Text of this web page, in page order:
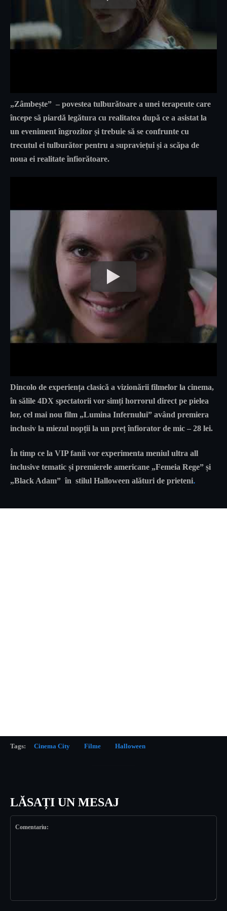
„Zâmbește” – povestea tulburătoare a unei terapeute care
începe să piardă legătura cu realitatea după ce a asistat la
un eveniment îngrozitor și trebuie să se confrunte cu
trecutul ei tulburător pentru a supraviețui și a scăpa de
noua ei realitate înfiorătoare.
Dincolo de experiența clasică a vizionării filmelor la cinema,
în sălile 4DX spectatorii vor simți horrorul direct pe pielea
lor, cel mai nou film „Lumina Infernului” având premiera
inclusiv la miezul nopții la un preț înfiorator de mic – 28 lei.
În timp ce la VIP fanii vor experimenta meniul ultra all
inclusive tematic și premierele americane „Femeia Rege” și
„Black Adam” în stilul Halloween alături de prieteni.
Tags: Cinema City Filme Halloween
LĂSAȚI UN MESAJ